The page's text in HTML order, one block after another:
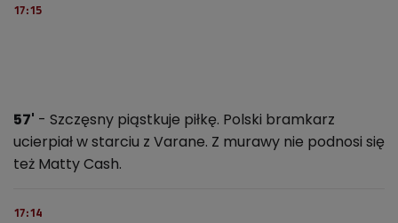
17:15
57' - Szczęsny piąstkuje piłkę. Polski bramkarz
ucierpiał w starciu z Varane. Z murawy nie podnosi się
też Matty Cash.
17:14